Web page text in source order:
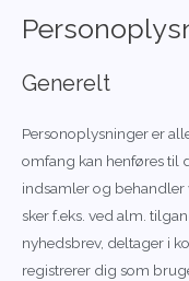
Generelt
Personoplysninger er
omfang kan henføres til
indsamler og behandler
sker f.eks. ved alm.
nyhedsbrev, deltager i
registrerer dig som